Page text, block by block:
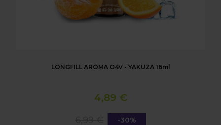
LONGFILL AROMA O4V - YAKUZA 16ml
4,89 €
-30%